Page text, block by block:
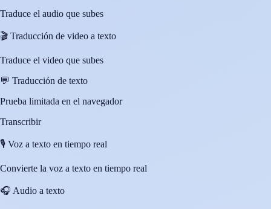
Traduce el audio que subes
🎬 Traducción de video a texto
Traduce el video que subes
💬 Traducción de texto
Prueba limitada en el navegador
Transcribir
🎙️ Voz a texto en tiempo real
Convierte la voz a texto en tiempo real
🎧 Audio a texto